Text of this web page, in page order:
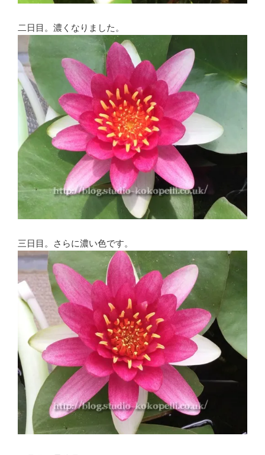
二日目。濃くなりました。
三日目。さらに濃い色です。